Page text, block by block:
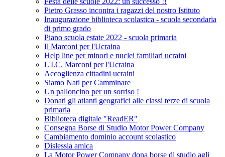
Pietro Grasso incontra i ragazzi del nostro Istituto
Inaugurazione biblioteca scolastica - scuola secondaria
di primo grado
Piano scuola estate 2022 - scuola primaria
Il Marconi per l'Ucraina
Help line per minori e nuclei familiari ucraini
L'I.C. Marconi per l'Ucraina
Accoglienza cittadini ucraini
Siamo Nati per Camminare
Un palloncino per un sorriso !
Donati gli atlanti geografici alle classi terze di scuola
primaria
Biblioteca digitale "ReadER"
Consegna Borse di Studio Motor Power Company
Cambiamento dominio account scolastico
Dislessia amica
La Motor Power Company dona borse di studio agli